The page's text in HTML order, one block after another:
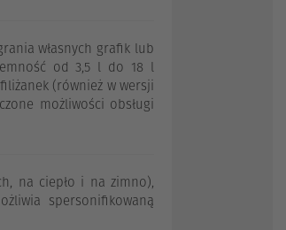
własnych grafik lub
od 3,5 l do 18 l
(również w wersji
możliwości obsługi
na ciepło i na zimno),
spersonifikowaną